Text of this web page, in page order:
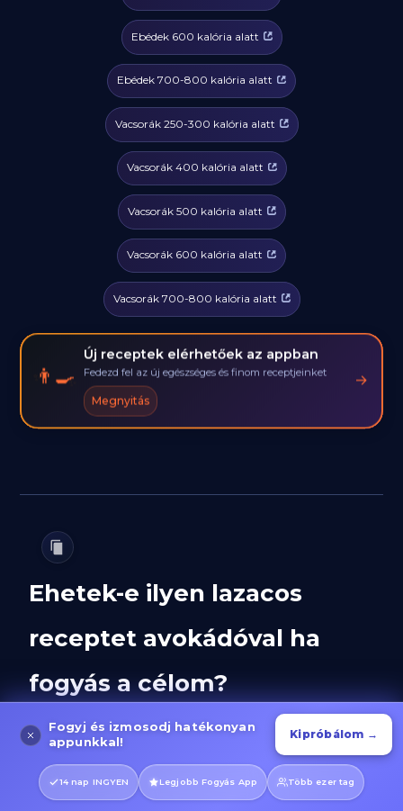
Ebédek 600 kalória alatt
Ebédek 700-800 kalória alatt
Vacsorák 250-300 kalória alatt
Vacsorák 400 kalória alatt
Vacsorák 500 kalória alatt
Vacsorák 600 kalória alatt
Vacsorák 700-800 kalória alatt
👨‍🍳
Új receptek elérhetőek az appban
Fedezd fel az új egészséges és finom receptjeinket
Megnyitás
→
Ehetek-e ilyen lazacos
receptet avokádóval ha
fogyás a célom?
Természetesen eheted ezt a receptet
fogyókúra során! Ez az étel kifejezetten
támogatja a fogyást több okból is. A lazac
magas fehérjetartalma (15.8g/100g) segít
Fogyj és izmosodj hatékonyan
appunkkal!
Kipróbálom →
14 nap INGYEN Legjobb Fogyás App Több ezer tag